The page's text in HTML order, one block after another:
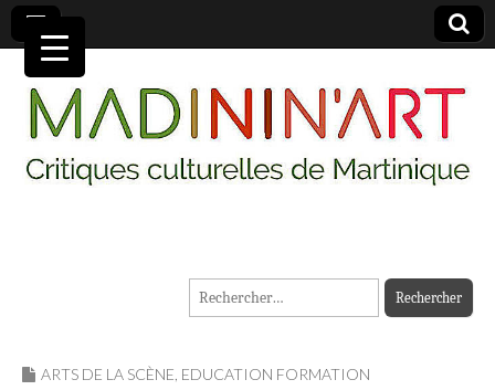
MADININ'ART
Rechercher :
ARTS DE LA SCÈNE, EDUCATION FORMATION